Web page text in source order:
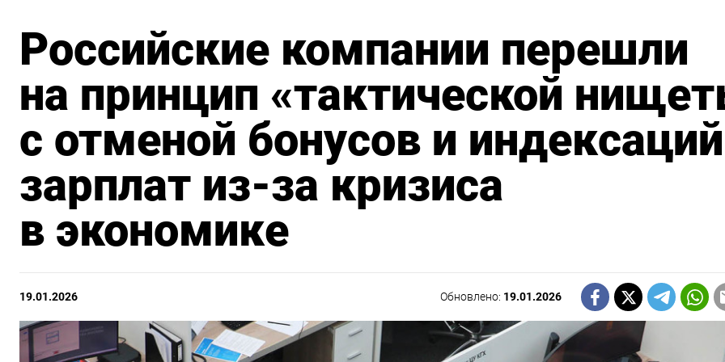
Российские компании перешли
на принцип «тактической
с отменой бонусов и индексаций
зарплат из-за кризиса
в экономике
19.01.2026 Обновлено: 19.01.2026